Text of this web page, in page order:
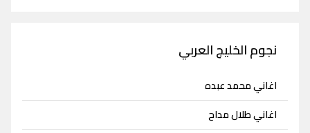
نجوم الخليج العربي
اغاني محمد عبده
اغاني طلال مداح